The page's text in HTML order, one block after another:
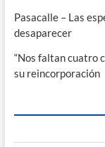
Pasacalle – Las
desaparecer
“Nos faltan cuatro
su reincorporación